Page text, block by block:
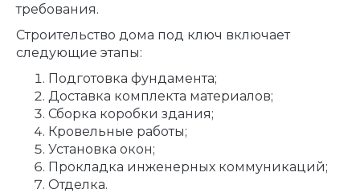
требования.
Строительство дома под ключ включает
следующие этапы:
Подготовка фундамента;
Доставка комплекта материалов;
Сборка коробки здания;
Кровельные работы;
Установка окон;
Прокладка инженерных коммуникаций;
Отделка.